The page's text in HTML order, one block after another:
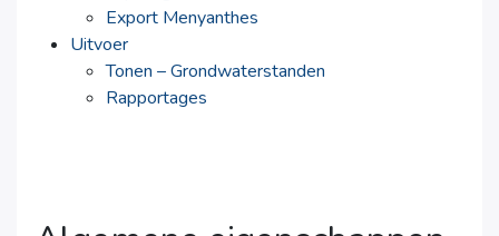
Export Menyanthes
Uitvoer
Tonen – Grondwaterstanden
Rapportages